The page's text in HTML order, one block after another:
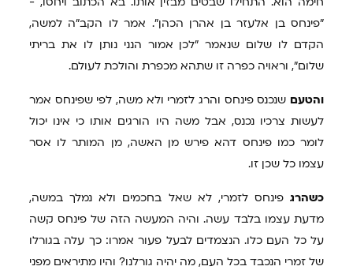
"פינחס בן אלעזר בן אהרן הכהן". אמר לו הקב"ה למשה,
הקדם לו שלום שנאמר "לכן אמור הנני נותן לו את בריתי
שלום", וראויה כפרה זו שתהא מכפרת והולכת לעולם.
והטעם שנכנס פינחס והרג לזמרי ולא משה, לפי שפינחס אמר
לעשות צרכיו נכנס, אבל משה היו הורגים אותו כי אינו יכול
לומר כמו פינחס דהא פירש מן האשה, מן המותר לו אסר
עצמו כל שכן זו.
כשהרג פינחס לזמרי, לא שאל בחכמים ולא נמלך במשה,
מדעת עצמו בלבד עשה. והיה המעשה הזה של פינחס קשה
על כל העם כלו. הנצמדים לבעל פעור אמרו: כך עלה בגורלו
של זמרי הנכבד בכל העם, מה יהיה גורלנו? והיו מתיראים מפני